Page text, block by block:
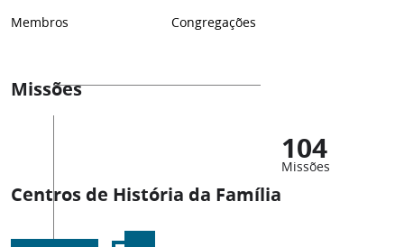
Membros Congregações
Missões
104
Missões
Centros de História da Família